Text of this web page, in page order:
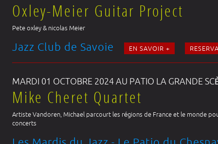
Oxley-Meier Guitar Project
Pete oxley & nicolas Meier
Jazz Club de Savoie EN SAVOIR +
MARDI 01 OCTOBRE 2024 AU PATIO LA GRANDE
Mike Cheret Quartet
Artiste Vandoren, Michael parcourt les régions de France et le monde
concerts